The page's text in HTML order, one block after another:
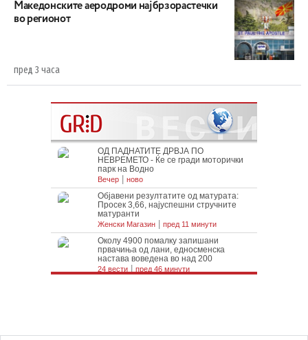
Maкедонските аеродроми најбрзорастечки
во регионот
пред 3 часа